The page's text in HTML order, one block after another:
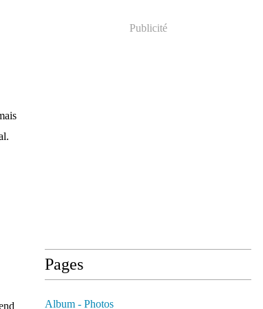
Publicité
Pages
Album - Photos